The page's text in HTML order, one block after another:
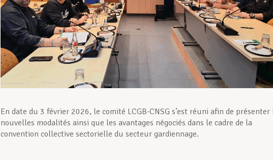
En date du 3 février 2026, le comité LCGB-CNSG s’est réuni afin de présenter
nouvelles modalités ainsi que les avantages négociés dans le cadre de la
convention collective sectorielle du secteur gardiennage.